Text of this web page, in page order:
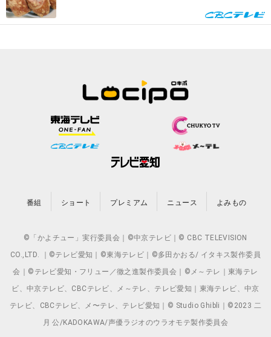
番組 ショート プレミアム ニュース よみもの
©「かよチュー」実行委員会｜©中京テレビ｜© CBC TELEVISION
CO.,LTD. ｜©テレビ愛知｜©東海テレビ｜©多田かおる/ イタキス製作委員
会｜©テレビ愛知・フリュー／徹之進製作委員会｜©メ～テレ｜東海テレ
ビ、中京テレビ、CBCテレビ、メ～テレ、テレビ愛知｜東海テレビ、中京
テレビ、CBCテレビ、メ〜テレ、テレビ愛知｜© Studio Ghibli｜©2023 二
月 公/KADOKAWA/声優ラジオのウラオモテ製作委員会